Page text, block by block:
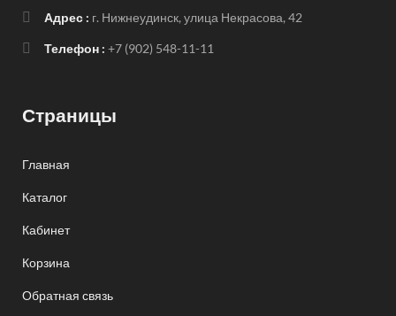
Адрес : г. Нижнеудинск, улица Некрасова, 42
Телефон : +7 (902) 548-11-11
Страницы
Главная
Каталог
Кабинет
Корзина
Обратная связь